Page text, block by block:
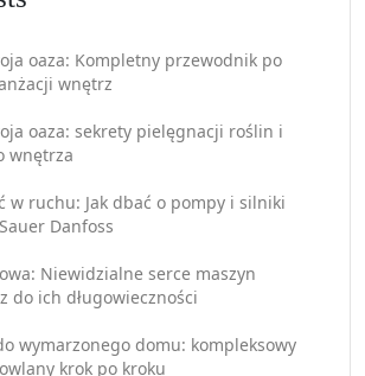
oaza: Kompletny przewodnik po
wnętrz
oaza: sekrety pielęgnacji roślin i
wnętrza
w ruchu: Jak dbać o pompy i silniki
Danfoss
Niewidzialne serce maszyn
do ich długowieczności
wymarzonego domu: kompleksowy
krok po kroku